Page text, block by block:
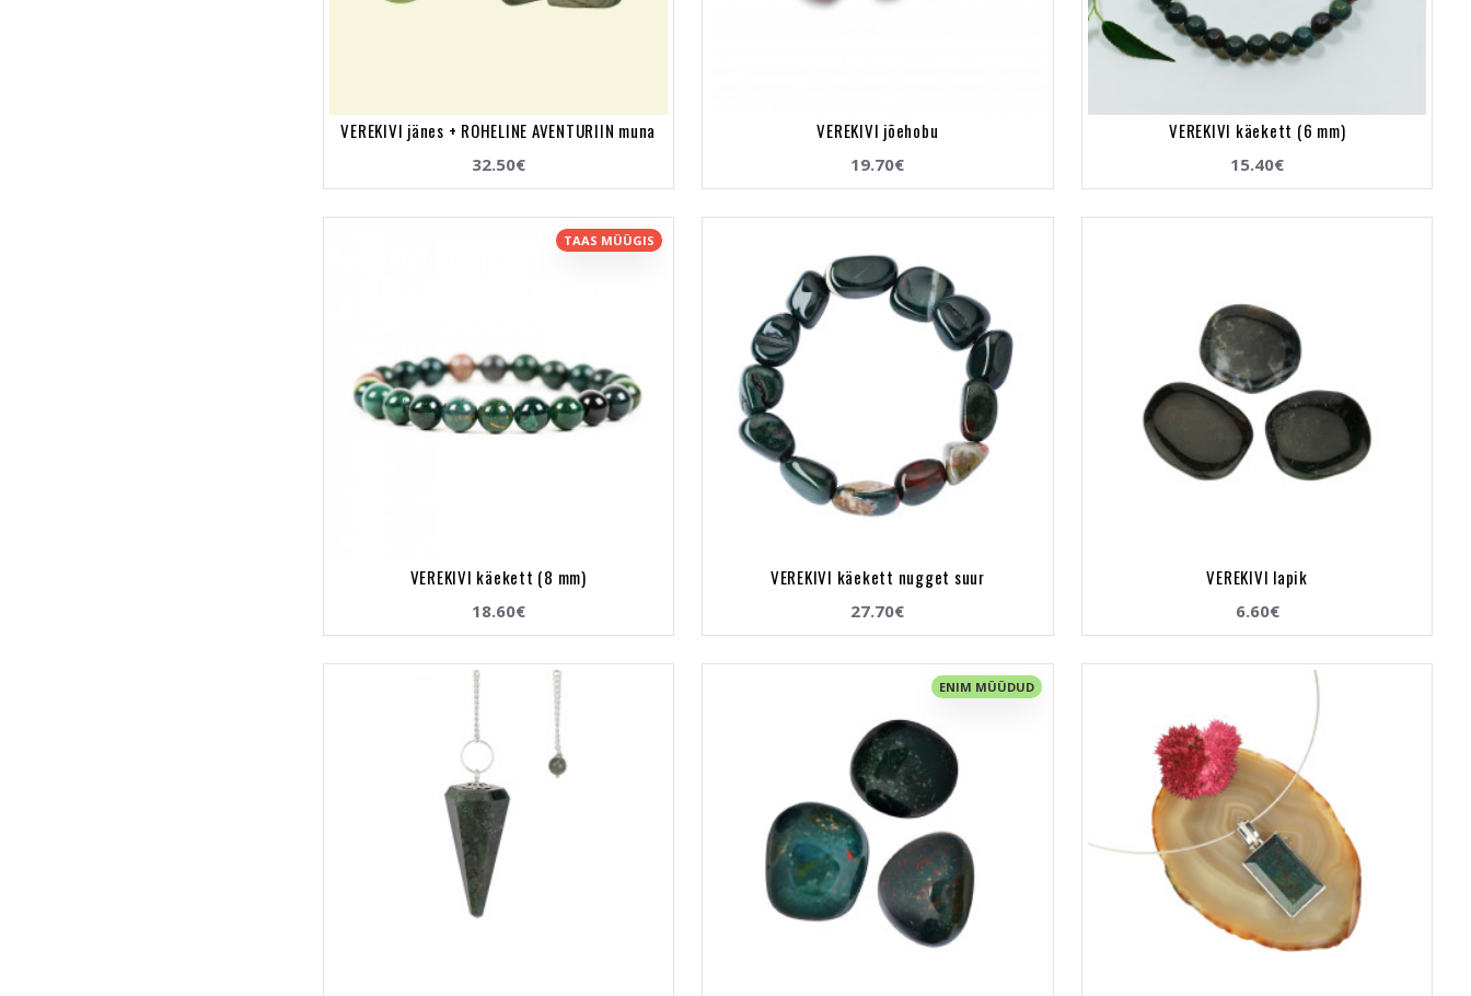
VEREKIVI jänes + ROHELINE AVENTURIIN muna
32.50€
VEREKIVI jõehobu
19.70€
VEREKIVI käekett (6 mm)
15.40€
TAAS MÜÜGIS
VEREKIVI käekett (8 mm)
18.60€
VEREKIVI käekett nugget suur
27.70€
VEREKIVI lapik
6.60€
ENIM MÜÜDUD